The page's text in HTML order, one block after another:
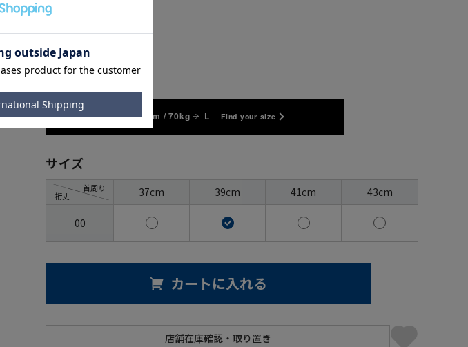
ブルー
173cm / 70kg L Find your size
サイズ
裄丈
首周り 37cm 39cm 41cm 43cm
00
カートに入れる